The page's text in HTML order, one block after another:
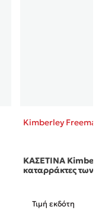
Kimberley Freeman
ΚΑΣΕΤΙΝΑ
καταρράκτες των
Τιμή εκδότη